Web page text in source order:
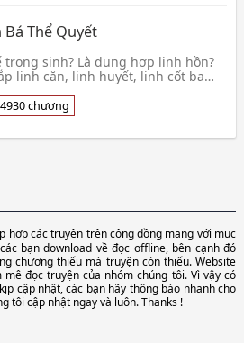
Bá Thể Quyết
trọng sinh? Là dung hợp linh hồn?
linh căn, linh huyết, linh cốt ba
Bình Phàm Ma Thuật Sư
chương
hợp các truyện trên cộng đồng mạng với mục
bạn download về đọc offline, bên cạnh đó
chương thiếu mà truyện còn thiếu. Website
đọc truyện của nhóm chúng tôi. Vì vậy có
cập nhật, các bạn hãy thông báo nhanh cho
tôi cập nhật ngay và luôn. Thanks !